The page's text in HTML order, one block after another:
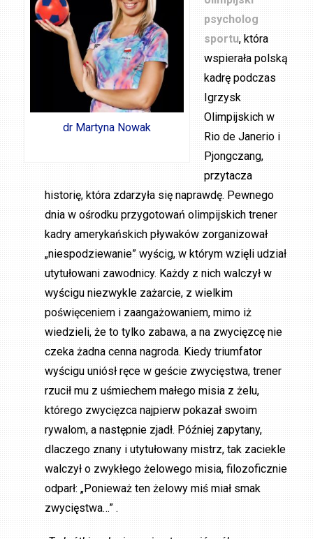
dr Martyna Nowak
psycholog
sportu, która
wspierała polską
kadrę podczas
Igrzysk
Olimpijskich w
Rio de Janerio i
Pjongczang,
przytacza
historię, która zdarzyła się naprawdę. Pewnego
dnia w ośrodku przygotowań olimpijskich trener
kadry amerykańskich pływaków zorganizował
„niespodziewanie” wyścig, w którym wzięli udział
utytułowani zawodnicy. Każdy z nich walczył w
wyścigu niezwykle zażarcie, z wielkim
poświęceniem i zaangażowaniem, mimo iż
wiedzieli, że to tylko zabawa, a na zwycięzcę nie
czeka żadna cenna nagroda. Kiedy triumfator
wyścigu uniósł ręce w geście zwycięstwa, trener
rzucił mu z uśmiechem małego misia z żelu,
którego zwycięzca najpierw pokazał swoim
rywalom, a następnie zjadł. Później zapytany,
dlaczego znany i utytułowany mistrz, tak zaciekle
walczył o zwykłego żelowego misia, filozoficznie
odparł: „Ponieważ ten żelowy miś miał smak
zwycięstwa…” .